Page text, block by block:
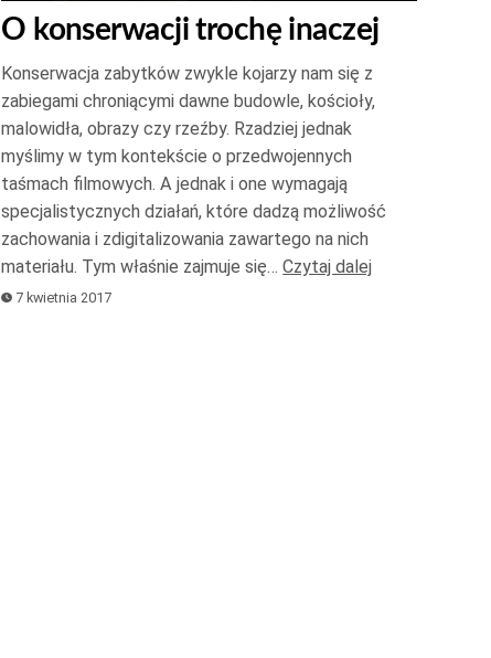
do
góry
oraz
do
dołu
aby
zwiększyć
lub
zmniejszyć
O konserwacji trochę inaczej
Konserwacja zabytków zwykle kojarzy nam się z
zabiegami chroniącymi dawne budowle, kościoły,
malowidła, obrazy czy rzeźby. Rzadziej jednak
myślimy w tym kontekście o przedwojennych
taśmach filmowych. A jednak i one wymagają
specjalistycznych działań, które dadzą możliwość
zachowania i zdigitalizowania zawartego na nich
materiału. Tym właśnie zajmuje się…Czytaj dalej
7 kwietnia 2017